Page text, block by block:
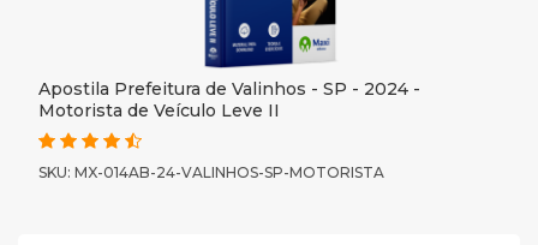
Apostila Prefeitura de Valinhos - SP - 2024 -
Motorista de Veículo Leve II
SKU: MX-014AB-24-VALINHOS-SP-MOTORISTA